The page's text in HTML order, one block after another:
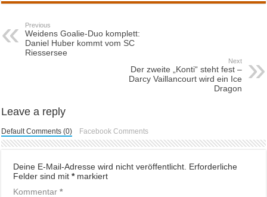
Previous
Weidens Goalie-Duo komplett:
Daniel Huber kommt vom SC
Riessersee
Next
Der zweite „Konti“ steht fest –
Darcy Vaillancourt wird ein Ice
Dragon
Leave a reply
Default Comments (0) Facebook Comments
Deine E-Mail-Adresse wird nicht veröffentlicht. Erforderliche
Felder sind mit*markiert
Kommentar*